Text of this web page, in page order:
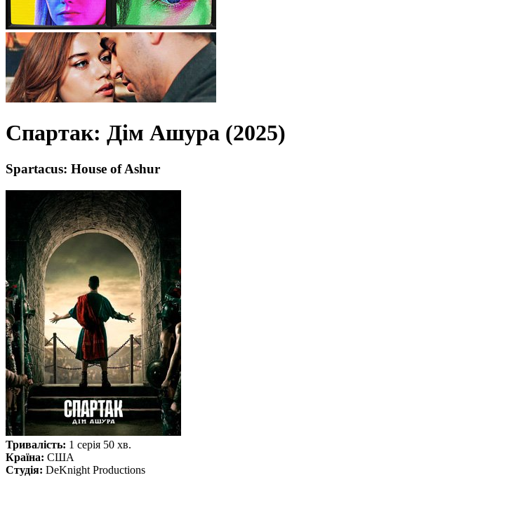
Спартак: Дім Ашура (2025)
Spartacus: House of Ashur
Тривалість: 1 серія 50 хв.
Країна: США
Студія: DeKnight Productions